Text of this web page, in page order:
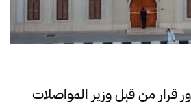
قرار من قبل وزير المواصلات